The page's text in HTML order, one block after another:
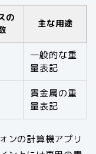
の
主な用途
一般的な重
量表記
貴金属の重
量表記
ンの計算機アプリ